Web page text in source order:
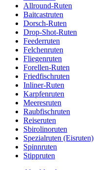
Allround-Ruten
Baitcastruten
Dorsch-Ruten
Drop-Shot-Ruten
Feederruten
Felchenruten
Fliegenruten
Forellen-Ruten
Friedfischruten
Inliner-Ruten
Karpfenruten
Meeresruten
Raubfischruten
Reiseruten
Sbirolinoruten
Spezialruten (Eisruten)
Spinnruten
Stippruten